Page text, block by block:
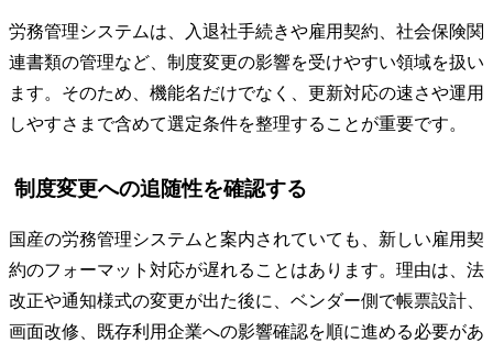
労務管理システムは、入退社手続きや雇用契約、社会保険関
連書類の管理など、制度変更の影響を受けやすい領域を扱い
ます。そのため、機能名だけでなく、更新対応の速さや運用
しやすさまで含めて選定条件を整理することが重要です。
制度変更への追随性を確認する
国産の労務管理システムと案内されていても、新しい雇用契
約のフォーマット対応が遅れることはあります。理由は、法
改正や通知様式の変更が出た後に、ベンダー側で帳票設計、
画面改修、既存利用企業への影響確認を順に進める必要があ